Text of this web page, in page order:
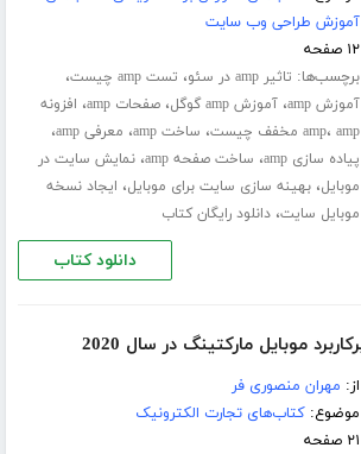
آموزش طراحی وب سایت
۱۲ صفحه
برچسب‌ها: تاثیر amp در سئو ، تست amp چیست ،
آموزش amp ،آموزش amp گوگل ،صفحات amp ، افزونه
amp، amp مخفف چیست ، ساخت amp ، معرفی amp ،
پیاده سازی amp ، ساخت صفحه amp ،نمایش سایت در
موبایل،بهینه سازی سایت برای موبایل، ایجاد نسخه
موبایل سایت،دانلود رایگان کتاب
دانلود کتاب
از: مهران منصوری فر
موضوع:کتاب‌های تجارت الکترونیک
۲۱ صفحه